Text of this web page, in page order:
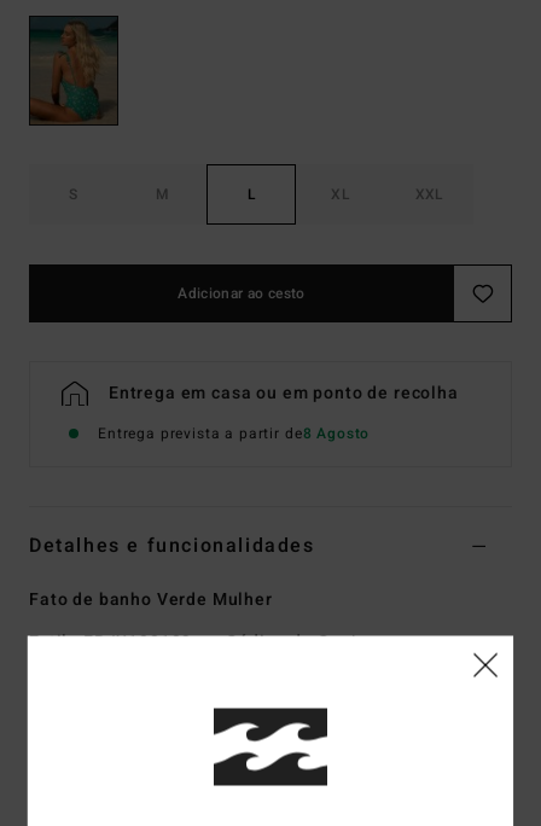
S M L XL XXL
Adicionar ao cesto
Entrega em casa ou em ponto de recolha
Entrega prevista a partir de8 Agosto
Detalhes e funcionalidades
Fato de banho Verde Mulher
EstiloEBJX100109 Código de Corign
Coleção In the Green
Tecido canelado tanlines de mistura de 82%